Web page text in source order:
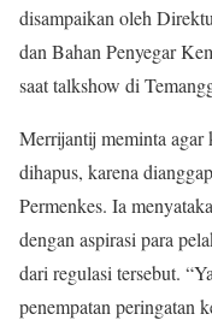
disampaikan oleh
dan Bahan Penyegar
saat talkshow di
Merrijantij meminta agar
dihapus, karena
Permenkes. Ia
dengan aspirasi para
dari regulasi tersebut.
penempatan peringatan